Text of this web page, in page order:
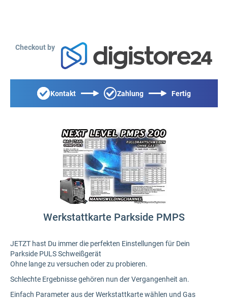
Checkout by
Kontakt Zahlung Fertig
Werkstattkarte Parkside PMPS
JETZT hast Du immer die perfekten Einstellungen für Dein
Parkside PULS Schweißgerät
Ohne lange zu versuchen oder zu probieren.
Schlechte Ergebnisse gehören nun der Vergangenheit an.
Einfach Parameter aus der Werkstattkarte wählen und Gas